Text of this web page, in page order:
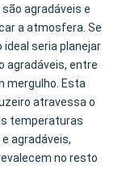
agradáveis e
a atmosfera. Se
ideal seria planejar
agradáveis, entre
mergulho. Esta
atravessa o
temperaturas
agradáveis,
no resto